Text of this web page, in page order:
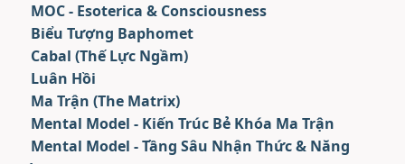
MOC - Esoterica & Consciousness
Biểu Tượng Baphomet
Cabal (Thế Lực Ngầm)
Luân Hồi
Ma Trận (The Matrix)
Mental Model - Kiến Trúc Bẻ Khóa Ma Trận
Mental Model - Tầng Sâu Nhận Thức & Năng